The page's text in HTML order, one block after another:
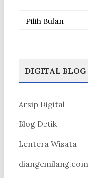
Arsip
DIGITAL BLOG
Arsip Digital
Blog Detik
Lentera Wisata
diangemilang.com